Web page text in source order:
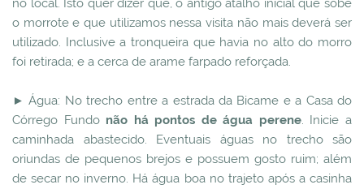
no local. Isto quer dizer que, o antigo atalho inicial que sobe
o morrote e que utilizamos nessa visita não mais deverá ser
utilizado. Inclusive a tronqueira que havia no alto do morro
foi retirada; e a cerca de arame farpado reforçada.
► Água: No trecho entre a estrada da Bicame e a Casa do
Córrego Fundo não há pontos de água perene. Inicie a
caminhada abastecido. Eventuais águas no trecho são
oriundas de pequenos brejos e possuem gosto ruim; além
de secar no inverno. Há água boa no trajeto após a casinha